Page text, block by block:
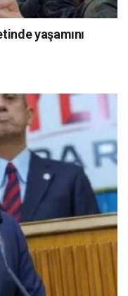
yaşamını